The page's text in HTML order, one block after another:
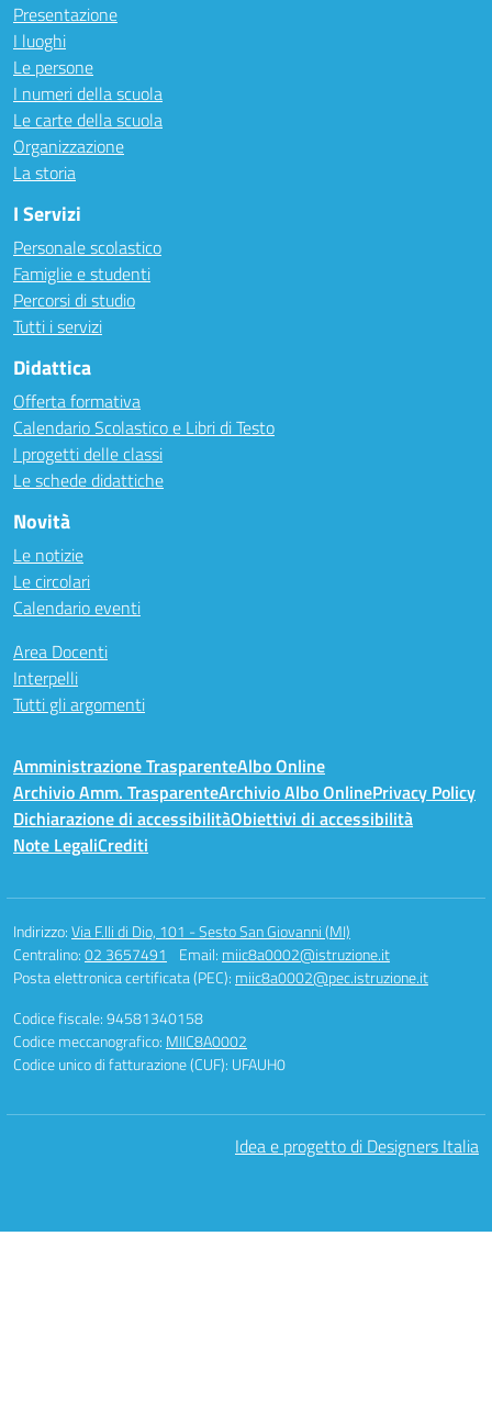
Presentazione
I luoghi
Le persone
I numeri della scuola
Le carte della scuola
Organizzazione
La storia
I Servizi
Personale scolastico
Famiglie e studenti
Percorsi di studio
Tutti i servizi
Didattica
Offerta formativa
Calendario Scolastico e Libri di Testo
I progetti delle classi
Le schede didattiche
Novità
Le notizie
Le circolari
Calendario eventi
Area Docenti
Interpelli
Tutti gli argomenti
Amministrazione TrasparenteAlbo Online
Archivio Amm. TrasparenteArchivio Albo OnlinePrivacy Policy
Dichiarazione di accessibilitàObiettivi di accessibilità
Note LegaliCrediti
Indirizzo:Via F.lli di Dio, 101 - Sesto San Giovanni (MI)
Centralino:02 3657491 Email: miic8a0002@istruzione.it
Posta elettronica certificata (PEC): miic8a0002@pec.istruzione.it
Codice fiscale: 94581340158
Codice meccanografico: MIIC8A0002
Codice unico di fatturazione (CUF): UFAUH0
Idea e progetto di Designers Italia